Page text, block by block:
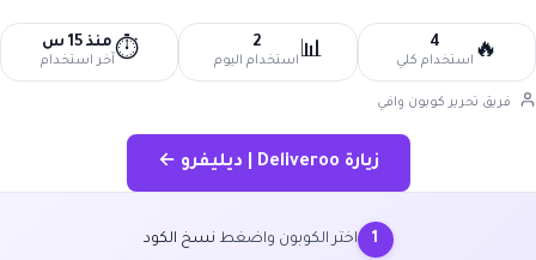
🔥
4
استخدام كلي 📊
2
استخدام اليوم ⏱️منذ 15 س
آخر استخدام
فريق تحرير كوبون وافي
زيارة Deliveroo | ديليفرو ←
1 اختر الكوبون واضغط نسخ الكود